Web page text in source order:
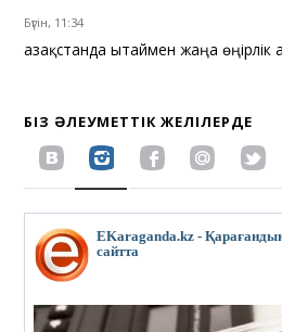
Бүгін, 11:34
Қазақстанда Қытаймен жаңа
БІЗ ӘЛЕУМЕТТІК ЖЕЛІЛЕРДЕ
EKaraganda.kz -
сайтта